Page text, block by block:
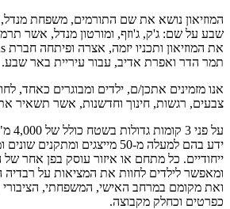
המוזיאון נושא את שם התורמים, משפחת מנדל,
תמר הדר ואפרת אדיב, עבור עיריית באר שבע.
אנו מזמינים אתכן/ם, ילדים ומבוגרים כאחד,
צבעים, רגשות, חינוך וחדשנות, אשר תשאיר
על
ידע בהם למעלה מ-50 מייצגים
ייחודיים. כל מתחם או איזור עוסק בפן אחר של
ומאפשר לילדים לחוות את המציאות על רבדיה
ואת מקומם במרחב האישי, המשפחתי, הציבורי
כפרטים וכחלק מקבוצה.